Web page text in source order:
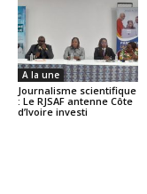
A la une
Journalisme scientifique
: Le RJSAF antenne Côte
d’Ivoire investi